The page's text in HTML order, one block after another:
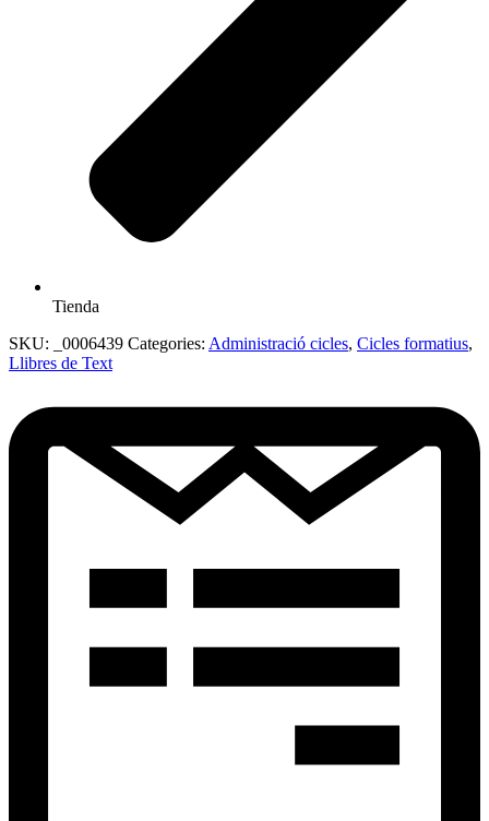
Tienda
SKU:
_0006439 Categories: Administració cicles, Cicles formatius,
Llibres de Text